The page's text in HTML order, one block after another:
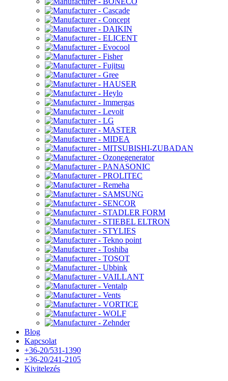
Blog
Kapcsolat
+36-20/531-1390
+36-20/241-2105
Kivitelezés